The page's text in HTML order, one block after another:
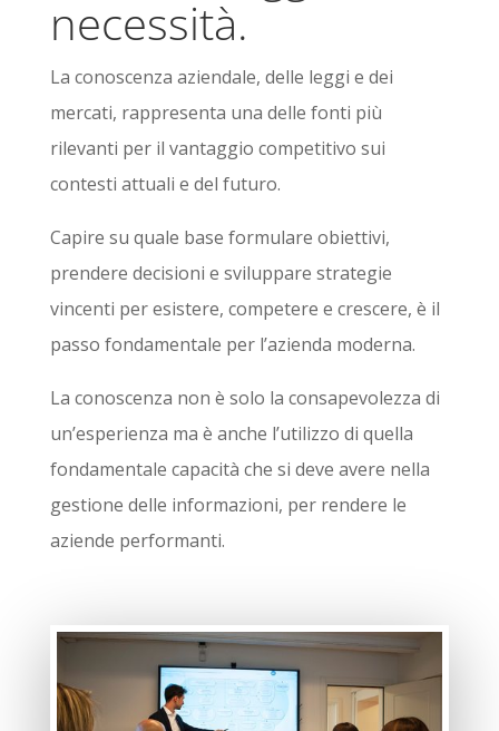
necessità.
La conoscenza aziendale, delle leggi e dei
mercati, rappresenta una delle fonti più
rilevanti per il vantaggio competitivo sui
contesti attuali e del futuro.
Capire su quale base formulare obiettivi,
prendere decisioni e sviluppare strategie
vincenti per esistere, competere e crescere, è il
passo fondamentale per l’azienda moderna.
La conoscenza non è solo la consapevolezza di
un’esperienza ma è anche l’utilizzo di quella
fondamentale capacità che si deve avere nella
gestione delle informazioni, per rendere le
aziende performanti.